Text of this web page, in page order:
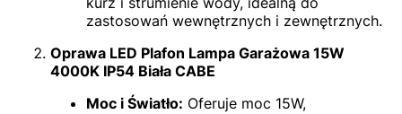
zastosowań wewnętrznych i zewnętrznych.
Oprawa LED Plafon Lampa Garażowa 15W
4000K IP54 Biała CABE
Moc i Światło: Oferuje moc 15W,